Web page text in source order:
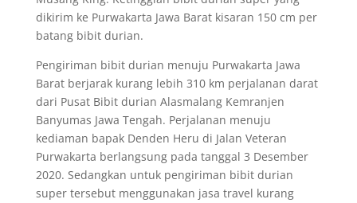
dikirim ke Purwakarta Jawa Barat kisaran 150 cm per
batang bibit durian.
Pengiriman bibit durian menuju Purwakarta Jawa
Barat berjarak kurang lebih 310 km perjalanan darat
dari Pusat Bibit durian Alasmalang Kemranjen
Banyumas Jawa Tengah. Perjalanan menuju
kediaman bapak Denden Heru di Jalan Veteran
Purwakarta berlangsung pada tanggal 3 Desember
2020. Sedangkan untuk pengiriman bibit durian
super tersebut menggunakan jasa travel kurang